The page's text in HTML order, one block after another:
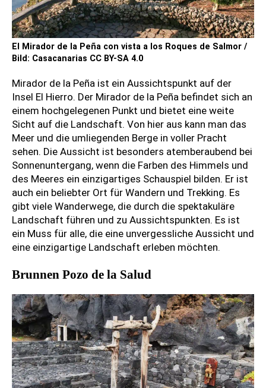
El Mirador de la Peña con vista a los Roques de Salmor /
Bild: Casacanarias CC BY-SA 4.0
Mirador de la Peña ist ein Aussichtspunkt auf der
Insel El Hierro. Der Mirador de la Peña befindet sich an
einem hochgelegenen Punkt und bietet eine weite
Sicht auf die Landschaft. Von hier aus kann man das
Meer und die umliegenden Berge in voller Pracht
sehen. Die Aussicht ist besonders atemberaubend bei
Sonnenuntergang, wenn die Farben des Himmels und
des Meeres ein einzigartiges Schauspiel bilden. Er ist
auch ein beliebter Ort für Wandern und Trekking. Es
gibt viele Wanderwege, die durch die spektakuläre
Landschaft führen und zu Aussichtspunkten. Es ist
ein Muss für alle, die eine unvergessliche Aussicht und
eine einzigartige Landschaft erleben möchten.
Brunnen Pozo de la Salud